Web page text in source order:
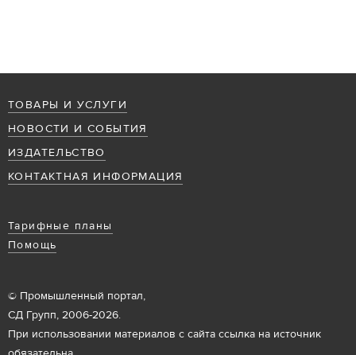
ТОВАРЫ И УСЛУГИ
НОВОСТИ И СОБЫТИЯ
ИЗДАТЕЛЬСТВО
КОНТАКТНАЯ ИНФОРМАЦИЯ
Тарифные планы
Помощь
© Промышленный портал,
СД Групп, 2006-2026.
При использовании материалов с сайта ссылка на источник